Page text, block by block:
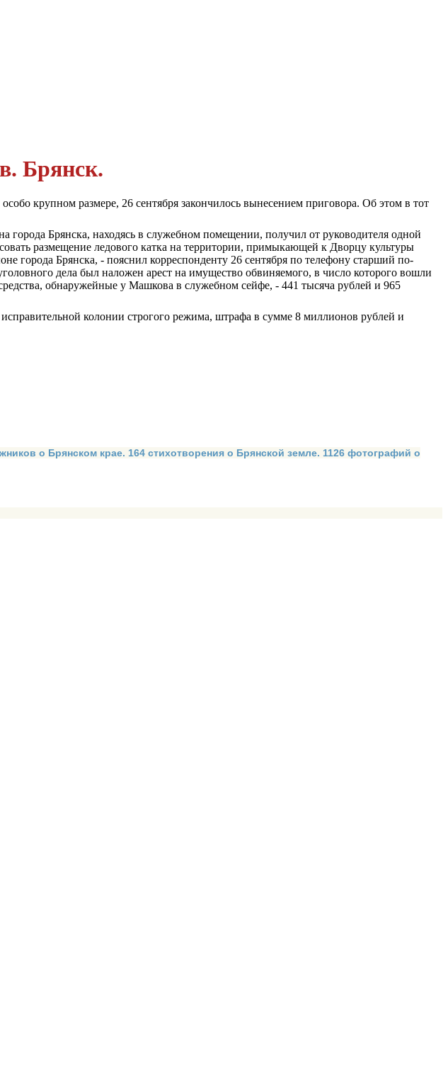
Брянск.
крупном размере, 26 сен­тябрязакончилось выне­сением приговора. Об этом в тот
города Брянска, находясь в служебном помещении, получил от руководите­ля одной
размещение ледового катка на тер­ритории, примыкающей к Дворцу культуры
города Брянска, - пояснил корре­спонденту 26 сентября по телефону старший по­
дела был нало­жен арест на имущество обвиняемого, в число ко­торого вошли
обнаружейные у Машкова в слу­жебном сейфе, - 441 тысяча рублей и 965
колонии строгого режима, штра­фа в сумме 8 миллионов рублей и
о Брянском крае. 164 стихотворения о Брянской земле. 1126 фотографий о